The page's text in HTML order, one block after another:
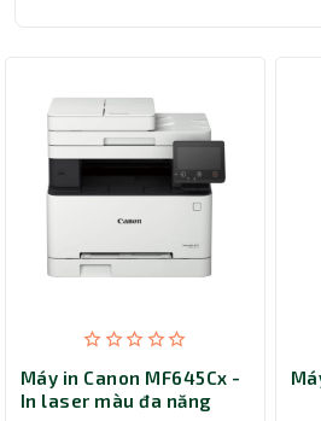
Máy in Canon MF645Cx -
In laser màu đa năng